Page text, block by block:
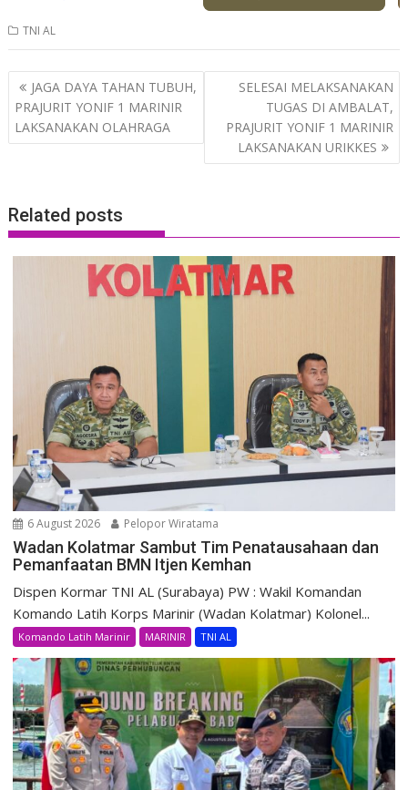
TNI AL
Post
navigation
JAGA DAYA TAHAN TUBUH,
PRAJURIT YONIF 1 MARINIR
LAKSANAKAN OLAHRAGA
SELESAI MELAKSANAKAN
TUGAS DI AMBALAT,
PRAJURIT YONIF 1 MARINIR
LAKSANAKAN URIKKES
Related posts
6 August 2026 Pelopor Wiratama
Wadan Kolatmar Sambut Tim Penatausahaan dan
Pemanfaatan BMN Itjen Kemhan
Dispen Kormar TNI AL (Surabaya) PW : Wakil Komandan
Komando Latih Korps Marinir (Wadan Kolatmar) Kolonel...
Komando Latih Marinir MARINIR TNI AL